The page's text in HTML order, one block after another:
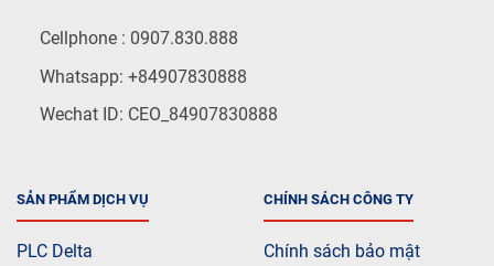
Cellphone : 0907.830.888
Whatsapp: +84907830888
Wechat ID: CEO_84907830888
SẢN PHẨM DỊCH VỤ
PLC Delta
CHÍNH SÁCH CÔNG TY
Chính sách bảo mật